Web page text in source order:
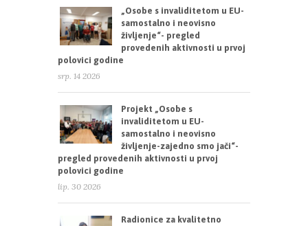
„Osobe s invaliditetom u EU-
samostalno i neovisno
življenje“- pregled
provedenih aktivnosti u prvoj
polovici godine
srp. 14 2026
Projekt „Osobe s
invaliditetom u EU-
samostalno i neovisno
življenje-zajedno smo jači“-
pregled provedenih aktivnosti u prvoj
polovici godine
lip. 30 2026
Radionice za kvalitetno